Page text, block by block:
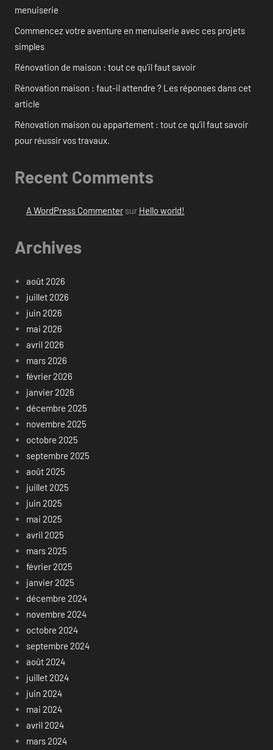
menuiserie
Commencez votre aventure en menuiserie avec ces projets
simples
Rénovation de maison : tout ce qu’il faut savoir
Rénovation maison : faut-il attendre ? Les réponses dans cet
article
Rénovation maison ou appartement : tout ce qu’il faut savoir
pour réussir vos travaux.
Recent Comments
A WordPress Commentersur Hello world!
Archives
août 2026
juillet 2026
juin 2026
mai 2026
avril 2026
mars 2026
février 2026
janvier 2026
décembre 2025
novembre 2025
octobre 2025
septembre 2025
août 2025
juillet 2025
juin 2025
mai 2025
avril 2025
mars 2025
février 2025
janvier 2025
décembre 2024
novembre 2024
octobre 2024
septembre 2024
août 2024
juillet 2024
juin 2024
mai 2024
avril 2024
mars 2024